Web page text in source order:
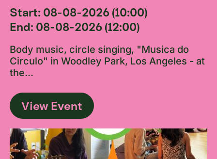
Start: 08-08-2026 (10:00)
End: 08-08-2026 (12:00)
Body music, circle singing, "Musica do
Circulo" in Woodley Park, Los Angeles - at
the...
View Event